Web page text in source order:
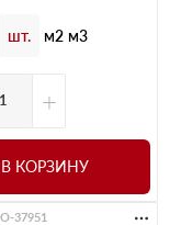
шт. м2 м3
+
В КОРЗИНУ
37951